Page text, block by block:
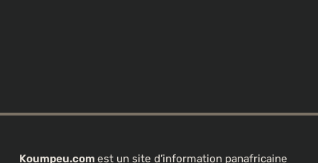
Koumpeu.com est un site d’information panafricaine